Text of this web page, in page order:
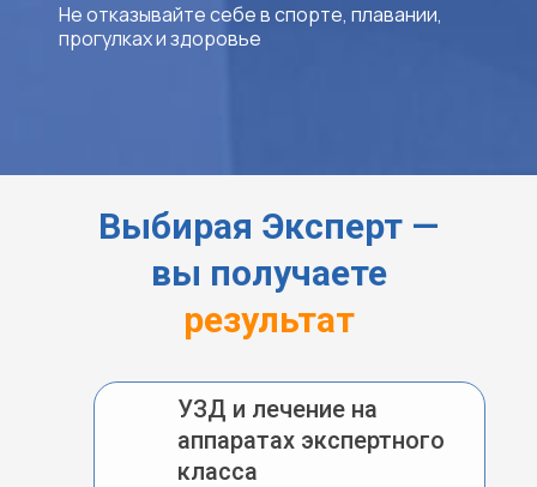
Не отказывайте себе в спорте, плавании,
прогулках и здоровье
Выбирая Эксперт —
вы получаете
результат
УЗД и лечение на
аппаратах экспертного
класса